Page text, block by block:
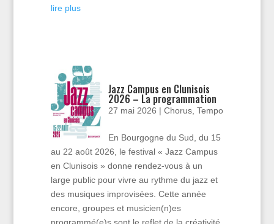
lire plus
Jazz Campus en Clunisois
2026 – La programmation
27 mai 2026 |Chorus ,Tempo
En Bourgogne du Sud, du 15
au 22 août 2026, le festival « Jazz Campus
en Clunisois » donne rendez-vous à un
large public pour vivre au rythme du jazz et
des musiques improvisées. Cette année
encore, groupes et musicien(n)es